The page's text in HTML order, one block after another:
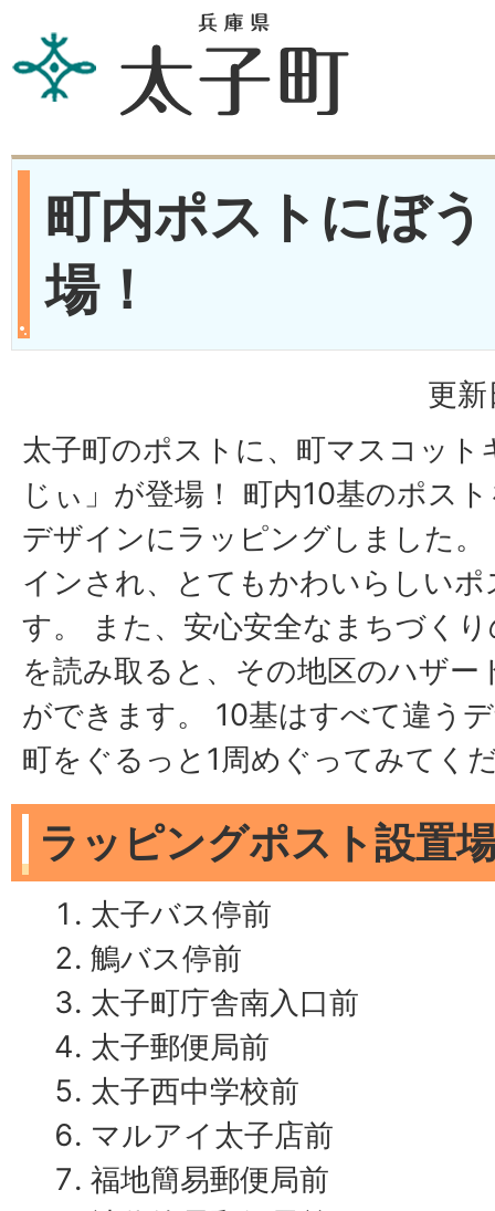
町内ポストにぼ
場！
更
太子町のポストに、町マスコット
じぃ」が登場！ 町内10基のポス
デザインにラッピングしました
インされ、とてもかわいらしい
す。 また、安心安全なまちづく
を読み取ると、その地区のハザ
ができます。 10基はすべて違う
町をぐるっと1周めぐってみてく
ラッピングポスト設置
太子バス停前
鵤バス停前
太子町庁舎南入口前
太子郵便局前
太子西中学校前
マルアイ太子店前
福地簡易郵便局前